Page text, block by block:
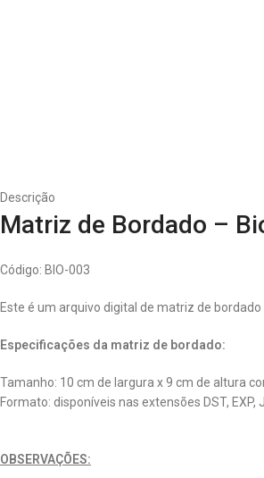
Descrição
Matriz de Bordado –
Código: BIO-003
Este é um arquivo digital de matriz de
Especificações da matriz de bordado:
Tamanho: 10 cm de largura x 9 cm de altura
Formato: disponíveis nas extensões DST, EXP,
OBSERVAÇÕES: